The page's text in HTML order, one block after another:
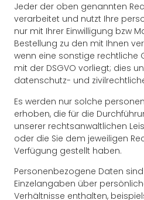
Jeder der oben genannten
verarbeitet und nutzt Ihre
nur mit Ihrer Einwilligung bzw
Bestellung zu den mit Ihnen
wenn eine sonstige rechtliche
mit der DSGVO vorliegt; dies
datenschutz- und
Es werden nur solche
erhoben, die für die
unserer rechtsanwaltlichen
oder die Sie dem jeweiligen
Verfügung gestellt haben.
Personenbezogene Daten
Einzelangaben über
Verhältnisse enthalten,